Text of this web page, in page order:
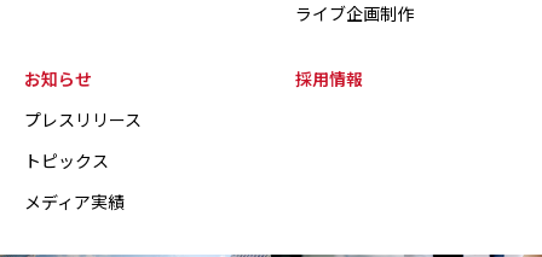
ライブ企画制作
お知らせ
プレスリリース
トピックス
メディア実績
採用情報